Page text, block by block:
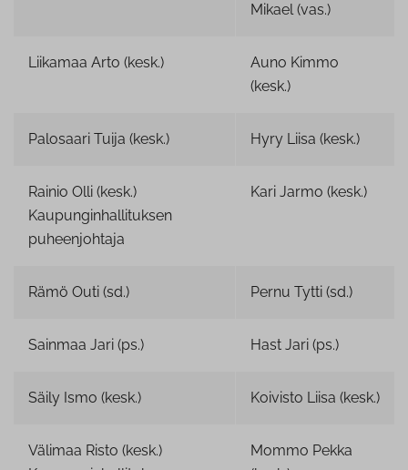
Mikael (vas.)
Liikamaa Arto (kesk.)
Auno Kimmo
(kesk.)
Palosaari Tuija (kesk.) Hyry Liisa (kesk.)
Rainio Olli (kesk.)
Kaupunginhallituksen
puheenjohtaja
Kari Jarmo (kesk.)
Rämö Outi (sd.) Pernu Tytti (sd.)
Sainmaa Jari (ps.) Hast Jari (ps.)
Säily Ismo (kesk.) Koivisto Liisa (kesk.)
Välimaa Risto (kesk.)
Mommo Pekka